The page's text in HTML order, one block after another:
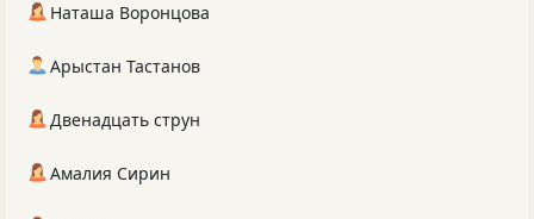
Наташа Воронцова
Арыстан Тастанов
Двенадцать струн
Амалия Сирин